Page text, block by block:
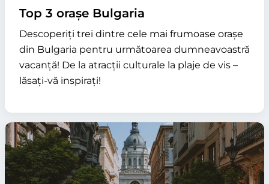
Top 3 orașe Bulgaria
Descoperiți trei dintre cele mai frumoase orașe
din Bulgaria pentru următoarea dumneavoastră
vacanță! De la atracții culturale la plaje de vis –
lăsați-vă inspirați!